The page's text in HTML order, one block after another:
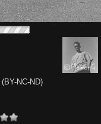
NC-ND)